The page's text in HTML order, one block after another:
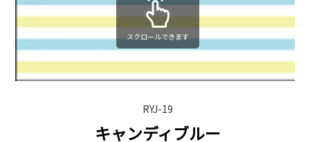
スクロールできます
RYJ-19
キャンディブルー